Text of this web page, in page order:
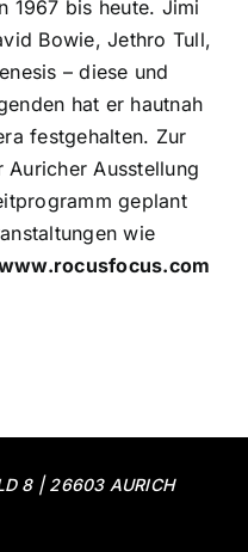
1967 bis heute. Jimi
Bowie, Jethro Tull,
– diese und
hat er hautnah
festgehalten. Zur
Ausstellung
geplant
wie
8 | 26603 AURICH